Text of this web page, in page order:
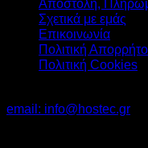
Αποστολή,
Σχετικά με εμάς
Επικοινωνία
Πολιτική
Πολιτική Cookies
email: info@hostec.gr